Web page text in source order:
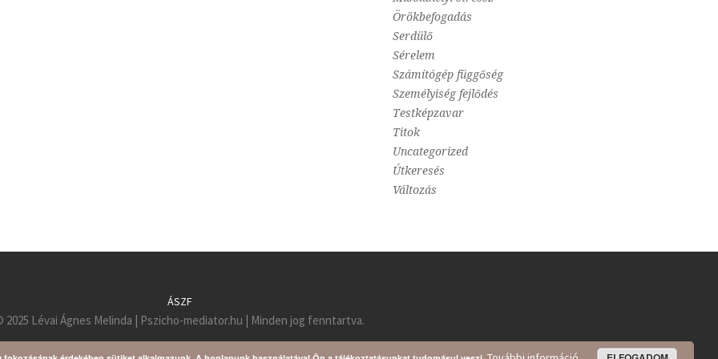
Örökbefogadás
Serdülő
Sérelem
Számítógép függőség
Személyiség fejlődés
Testképzavar
Titok
Uncategorized
Útkeresés
Változás
ÁSZF
2025 Lévai Ágnes Melinda | Pszicho-mediator.hu | Minden jog fenntartva.